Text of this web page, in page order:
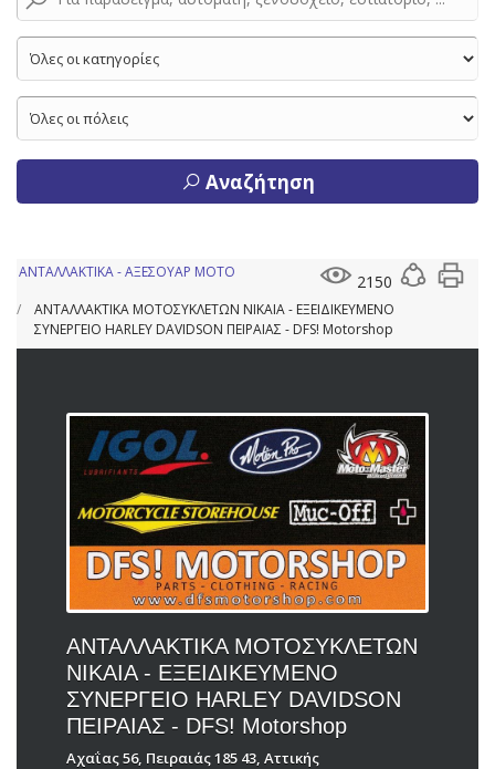
Αναζήτηση
2150
ΑΝΤΑΛΛΑΚΤΙΚΑ - ΑΞΕΣΟΥΑΡ ΜΟΤΟ
ΑΝΤΑΛΛΑΚΤΙΚΑ ΜΟΤΟΣΥΚΛΕΤΩΝ ΝΙΚΑΙΑ - ΕΞΕΙΔΙΚΕΥΜΕΝΟ
ΣΥΝΕΡΓΕΙΟ HARLEY DAVIDSON ΠΕΙΡΑΙΑΣ - DFS! Motorshop
ΑΝΤΑΛΛΑΚΤΙΚΑ ΜΟΤΟΣΥΚΛΕΤΩΝ
ΝΙΚΑΙΑ - ΕΞΕΙΔΙΚΕΥΜΕΝΟ
ΣΥΝΕΡΓΕΙΟ HARLEY DAVIDSON
ΠΕΙΡΑΙΑΣ - DFS! Motorshop
Αχαΐας 56, Πειραιάς 185 43, Αττικής